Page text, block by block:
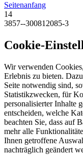
Seitenanfang
14
3857--300812085-3
Cookie-
Wir verwenden
Erlebnis zu bieten.
Seite notwendig sind,
Statistikzwecken, für
personalisierter Inhalte
entscheiden, welche
beachten Sie, dass auf
mehr alle
Ihnen getroffene
nachträglich geändert